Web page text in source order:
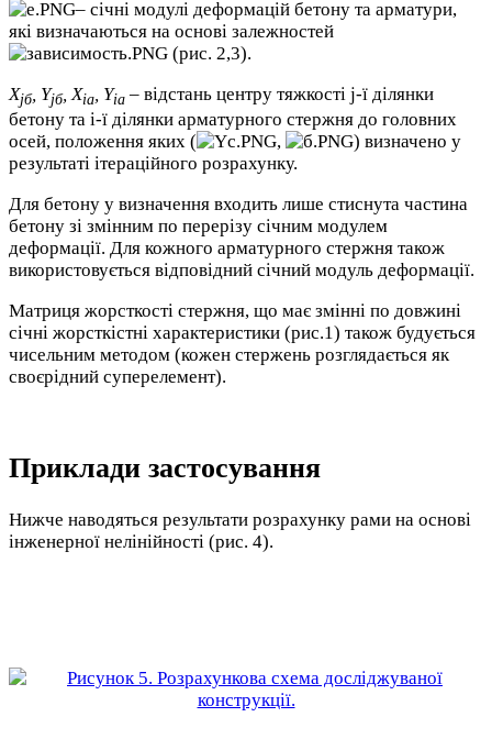
– січні модулі деформацій бетону та арматури,
які визначаються на основі залежностей
(рис. 2,3).
Хjб, Yjб, Xia, Yia – відстань центру тяжкості j-ї ділянки
бетону та i-ї ділянки арматурного стержня до головних
осей, положення яких (
,
) визначено у
результаті ітераційного розрахунку.
Для бетону у визначення входить лише стиснута частина
бетону зі змінним по перерізу січним модулем
деформації. Для кожного арматурного стержня також
використовується відповідний січний модуль деформації.
Матриця жорсткості стержня, що має змінні по довжині
січні жорсткістні характеристики (рис.1) також будується
чисельним методом (кожен стержень розглядається як
своєрідний суперелемент).
Приклади застосування
Нижче наводяться результати розрахунку рами на основі
інженерної нелінійності (рис. 4).